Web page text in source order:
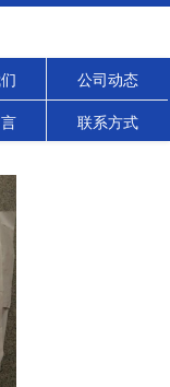
公司动态
联系方式